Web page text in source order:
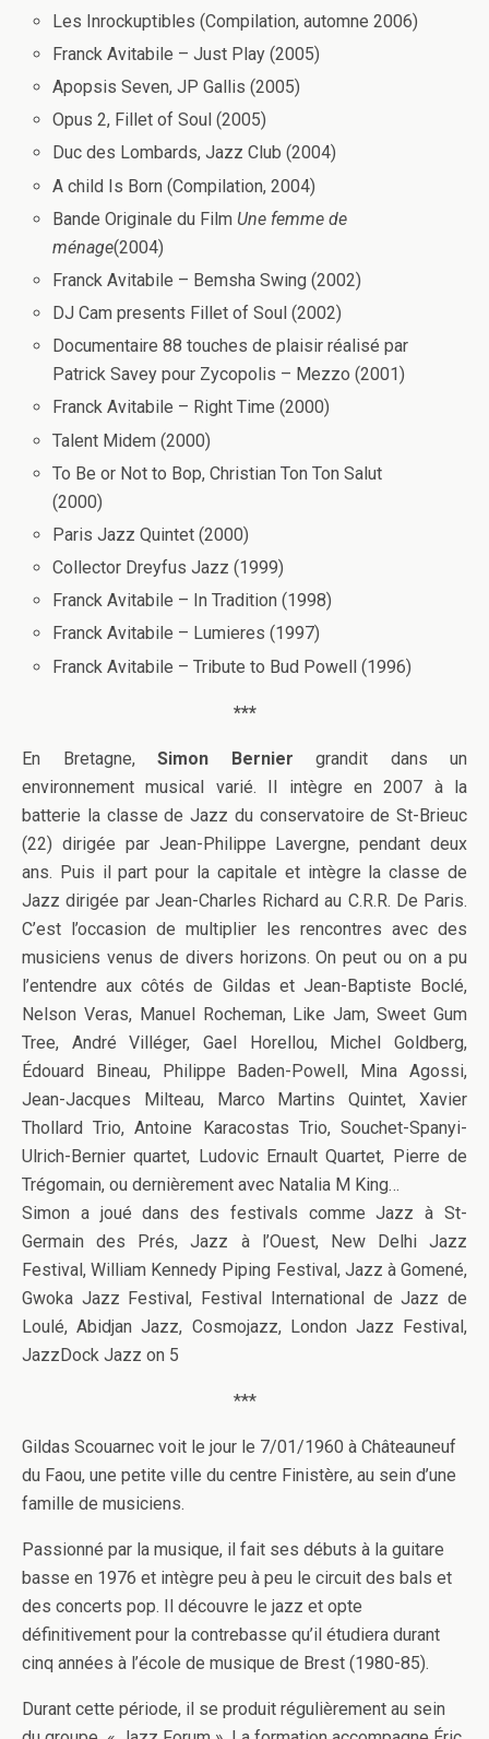
Les Inrockuptibles (Compilation, automne 2006)
Franck Avitabile – Just Play (2005)
Apopsis Seven, JP Gallis (2005)
Opus 2, Fillet of Soul (2005)
Duc des Lombards, Jazz Club (2004)
A child Is Born (Compilation, 2004)
Bande Originale du Film Une femme de
ménage(2004)
Franck Avitabile – Bemsha Swing (2002)
DJ Cam presents Fillet of Soul (2002)
Documentaire 88 touches de plaisir réalisé par
Patrick Savey pour Zycopolis – Mezzo (2001)
Franck Avitabile – Right Time (2000)
Talent Midem (2000)
To Be or Not to Bop, Christian Ton Ton Salut
(2000)
Paris Jazz Quintet (2000)
Collector Dreyfus Jazz (1999)
Franck Avitabile – In Tradition (1998)
Franck Avitabile – Lumieres (1997)
Franck Avitabile – Tribute to Bud Powell (1996)
***
En Bretagne, Simon Bernier grandit dans un
environnement musical varié. Il intègre en 2007 à la
batterie la classe de Jazz du conservatoire de St-Brieuc
(22) dirigée par Jean-Philippe Lavergne, pendant deux
ans. Puis il part pour la capitale et intègre la classe de
Jazz dirigée par Jean-Charles Richard au C.R.R. De Paris.
C’est l’occasion de multiplier les rencontres avec des
musiciens venus de divers horizons. On peut ou on a pu
l’entendre aux côtés de Gildas et Jean-Baptiste Boclé,
Nelson Veras, Manuel Rocheman, Like Jam, Sweet Gum
Tree, André Villéger, Gael Horellou, Michel Goldberg,
Édouard Bineau, Philippe Baden-Powell, Mina Agossi,
Jean-Jacques Milteau, Marco Martins Quintet, Xavier
Thollard Trio, Antoine Karacostas Trio, Souchet-Spanyi-
Ulrich-Bernier quartet, Ludovic Ernault Quartet, Pierre de
Trégomain, ou dernièrement avec Natalia M King…
Simon a joué dans des festivals comme Jazz à St-
Germain des Prés, Jazz à l’Ouest, New Delhi Jazz
Festival, William Kennedy Piping Festival, Jazz à Gomené,
Gwoka Jazz Festival, Festival International de Jazz de
Loulé, Abidjan Jazz, Cosmojazz, London Jazz Festival,
JazzDock Jazz on 5
***
Gildas Scouarnec voit le jour le 7/01/1960 à Châteauneuf
du Faou, une petite ville du centre Finistère, au sein d’une
famille de musiciens.
Passionné par la musique, il fait ses débuts à la guitare
basse en 1976 et intègre peu à peu le circuit des bals et
des concerts pop. Il découvre le jazz et opte
définitivement pour la contrebasse qu’il étudiera durant
cinq années à l’école de musique de Brest (1980-85).
Durant cette période, il se produit régulièrement au sein